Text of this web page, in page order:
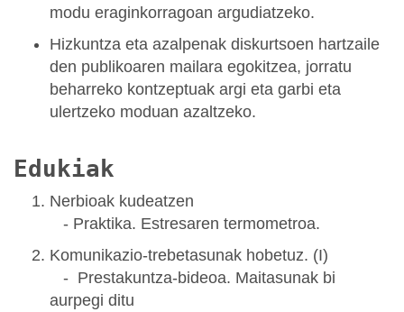
modu eraginkorragoan argudiatzeko.
Hizkuntza eta azalpenak diskurtsoen hartzaile
den publikoaren mailara egokitzea, jorratu
beharreko kontzeptuak argi eta garbi eta
ulertzeko moduan azaltzeko.
Edukiak
Nerbioak kudeatzen
- Praktika. Estresaren termometroa.
Komunikazio-trebetasunak hobetuz. (I)
- Prestakuntza-bideoa. Maitasunak bi
aurpegi ditu